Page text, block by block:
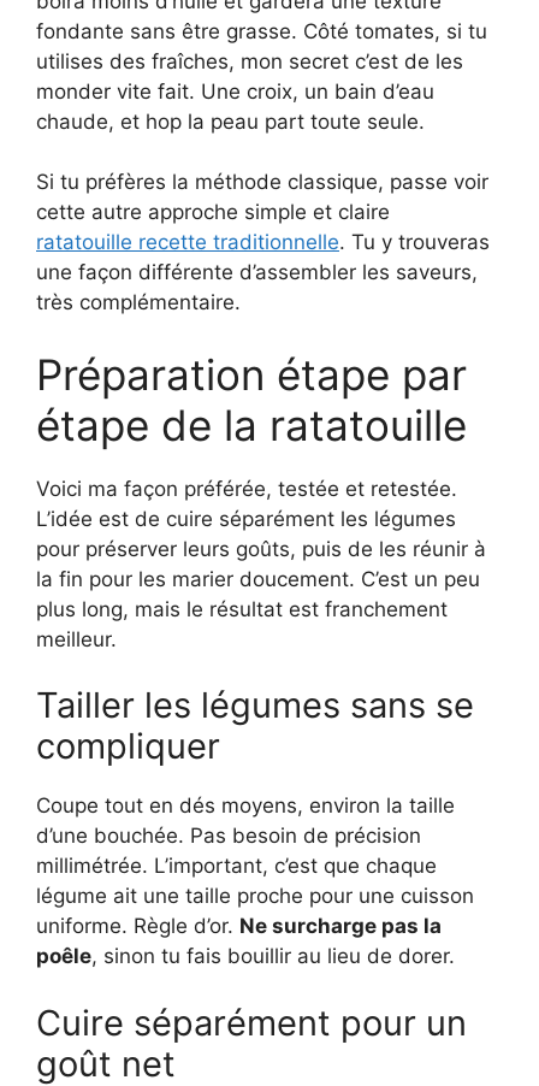
fondante sans être grasse. Côté tomates, si tu
utilises des fraîches, mon secret c’est de les
monder vite fait. Une croix, un bain d’eau
chaude, et hop la peau part toute seule.
Si tu préfères la méthode classique, passe voir
cette autre approche simple et claire
ratatouille recette traditionnelle. Tu y trouveras
une façon différente d’assembler les saveurs,
très complémentaire.
Préparation étape par
étape de la ratatouille
Voici ma façon préférée, testée et retestée.
L’idée est de cuire séparément les légumes
pour préserver leurs goûts, puis de les réunir à
la fin pour les marier doucement. C’est un peu
plus long, mais le résultat est franchement
meilleur.
Tailler les légumes sans se
compliquer
Coupe tout en dés moyens, environ la taille
d’une bouchée. Pas besoin de précision
millimétrée. L’important, c’est que chaque
légume ait une taille proche pour une cuisson
uniforme. Règle d’or. Ne surcharge pas la
poêle, sinon tu fais bouillir au lieu de dorer.
Cuire séparément pour un
goût net